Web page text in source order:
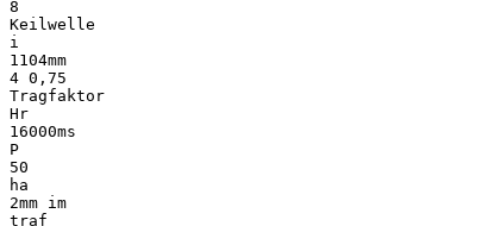
8
Keilwelle
i
1104mm
4 0,75
Tragfaktor
Hr
16000ms
P
50
ha
2mm im
traf